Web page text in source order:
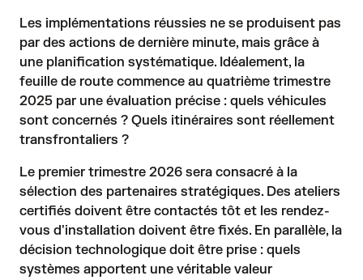
Les implémentations réussies ne se produisent pas
par des actions de dernière minute, mais grâce à
une planification systématique. Idéalement, la
feuille de route commence au quatrième trimestre
2025 par une évaluation précise : quels véhicules
sont concernés ? Quels itinéraires sont réellement
transfrontaliers ?
Le premier trimestre 2026 sera consacré à la
sélection des partenaires stratégiques. Des ateliers
certifiés doivent être contactés tôt et les rendez-
vous d'installation doivent être fixés. En parallèle, la
décision technologique doit être prise : quels
systèmes apportent une véritable valeur